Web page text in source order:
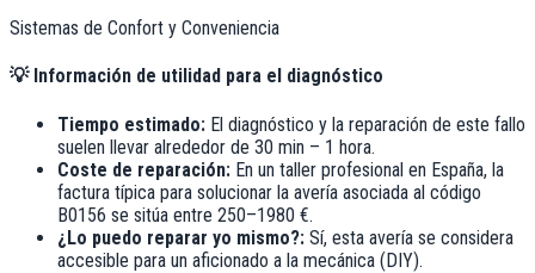
Sistemas de Confort y Conveniencia
💡Información de utilidad para el diagnóstico
Tiempo estimado: El diagnóstico y la reparación de este fallo
suelen llevar alrededor de 30 min – 1 hora.
Coste de reparación: En un taller profesional en España, la
factura típica para solucionar la avería asociada al código
B0156 se sitúa entre 250–1980 €.
¿Lo puedo reparar yo mismo?: Sí, esta avería se considera
accesible para un aficionado a la mecánica (DIY).